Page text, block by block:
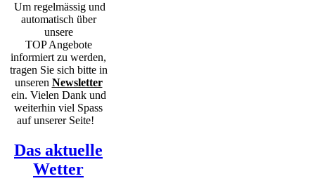
Um regelmässig und
automatisch über
unsere
TOP Angebote
informiert zu werden,
tragen Sie sich bitte in
unseren Newsletter
ein. Vielen Dank und
weiterhin viel Spass
auf unserer Seite!
Das aktuelle
Wetter